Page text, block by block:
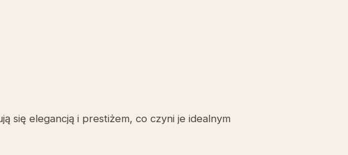
się elegancją i prestiżem, co czyni je idealnym